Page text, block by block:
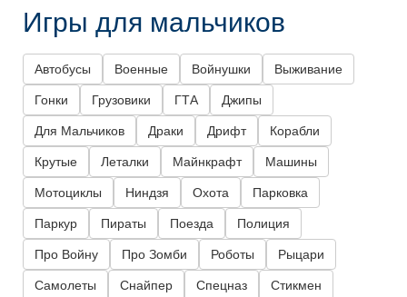
Игры для мальчиков
Автобусы Военные Войнушки Выживание
Гонки Грузовики ГТА Джипы
Для Мальчиков Драки Дрифт Корабли
Крутые Леталки Майнкрафт Машины
Мотоциклы Ниндзя Охота Парковка
Паркур Пираты Поезда Полиция
Про Войну Про Зомби Роботы Рыцари
Самолеты Снайпер Спецназ Стикмен